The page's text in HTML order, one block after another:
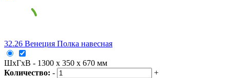
32.26 Венеция Полка навесная
ШxГxВ - 1300 x 350 x 670 мм
Количество: -
+